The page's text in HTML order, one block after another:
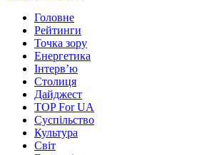
Головне
Рейтинги
Точка зору
Енергетика
Інтерв’ю
Столиця
Дайджест
TOP For UA
Суспiльство
Культура
Світ